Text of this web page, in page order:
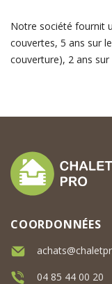
Notre société fournit
couvertes, 5 ans sur
couverture), 2 ans sur
COORDONNÉES
04 85 44 00 20